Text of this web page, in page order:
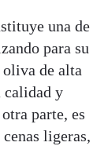
una de
para su
de alta
calidad y
parte, es
ligeras,